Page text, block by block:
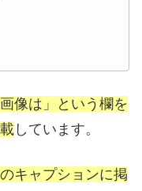
像は」という欄を
しています。
キャプションに掲